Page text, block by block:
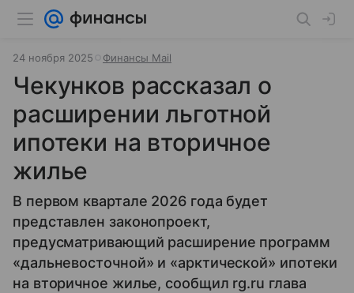
24 ноября 2025 Финансы Mail
Чекунков рассказал о
расширении льготной
ипотеки на вторичное
жилье
В первом квартале 2026 года будет
представлен законопроект,
предусматривающий расширение программ
«дальневосточной» и «арктической» ипотеки
на вторичное жилье, сообщил rg.ru глава